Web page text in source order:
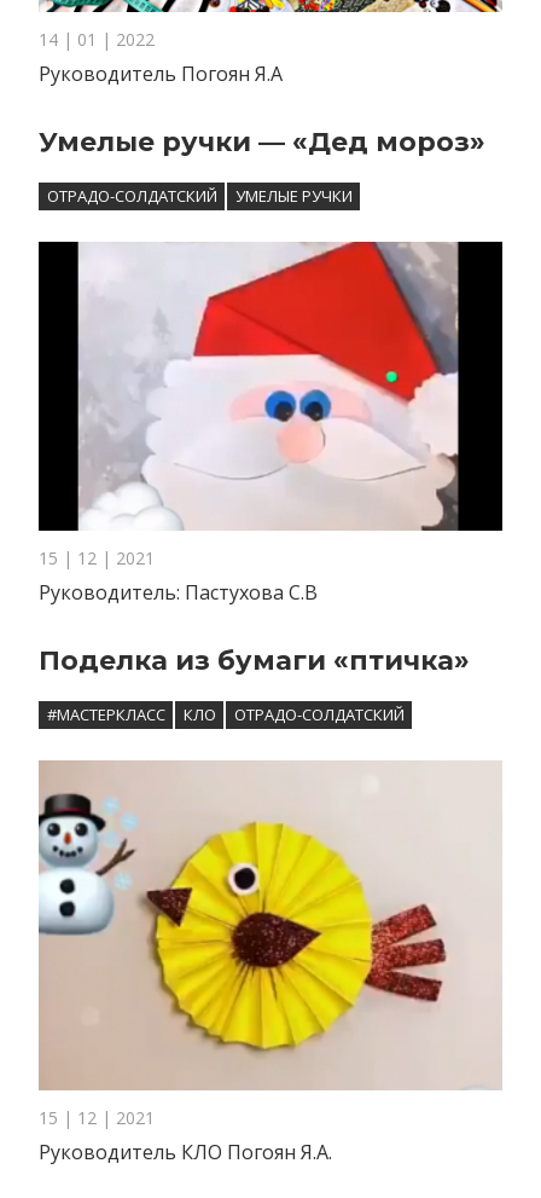
14 | 01 | 2022
Руководитель Погоян Я.А
Умелые ручки — «Дед мороз»
ОТРАДО-СОЛДАТСКИЙ УМЕЛЫЕ РУЧКИ
15 | 12 | 2021
Руководитель: Пастухова С.В
Поделка из бумаги «птичка»
#МАСТЕРКЛАСС КЛО ОТРАДО-СОЛДАТСКИЙ
15 | 12 | 2021
Руководитель КЛО Погоян Я.А.